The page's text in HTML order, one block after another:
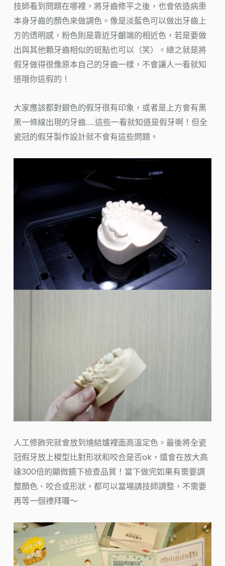
技師看到問題在哪裡，將牙齒修平之後，也會依造病患
本身牙齒的顏色來做調色。像是淡藍色可以做出牙齒上
方的透明感，粉色則是靠近牙齦端的相近色，若是要做
出與其他顆牙齒相似的斑點也可以（笑）。總之就是將
假牙做得很像原本自己的牙齒一樣，不會讓人一看就知
道哦你這假的！
大家應該都對銀色的假牙很有印象，或者是上方會有黑
黑一條線出現的牙齒……這些一看就知道是假牙啊！但全
瓷冠的假牙製作設計就不會有這些問題。
人工修飾完就會放到燒結爐裡面高溫定色。最後將全瓷
冠假牙放上模型比對形狀和咬合是否ok，還會在放大高
達300倍的顯微鏡下檢查品質！當下做完如果有需要調
整顏色、咬合或形狀，都可以當場請技師調整，不需要
再等一個禮拜囉～